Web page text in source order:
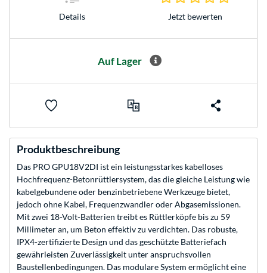
Details Jetzt bewerten
Auf Lager
Produktbeschreibung
Das PRO GPU18V2DI ist ein leistungsstarkes kabelloses
Hochfrequenz-Betonrüttlersystem, das die gleiche Leistung wie
kabelgebundene oder benzinbetriebene Werkzeuge bietet,
jedoch ohne Kabel, Frequenzwandler oder Abgasemissionen.
Mit zwei 18-Volt-Batterien treibt es Rüttlerköpfe bis zu 59
Millimeter an, um Beton effektiv zu verdichten. Das robuste,
IPX4-zertifizierte Design und das geschützte Batteriefach
gewährleisten Zuverlässigkeit unter anspruchsvollen
Baustellenbedingungen. Das modulare System ermöglicht eine